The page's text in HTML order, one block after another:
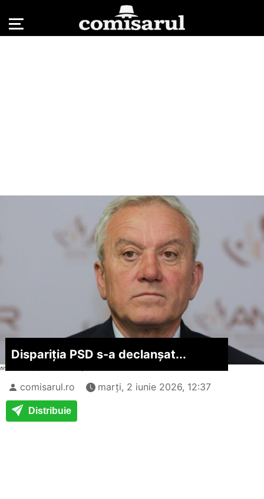
Dispariția PSD s-a declanșat...
comisarul.ro marți, 2 iunie 2026, 12:37
Distribuie